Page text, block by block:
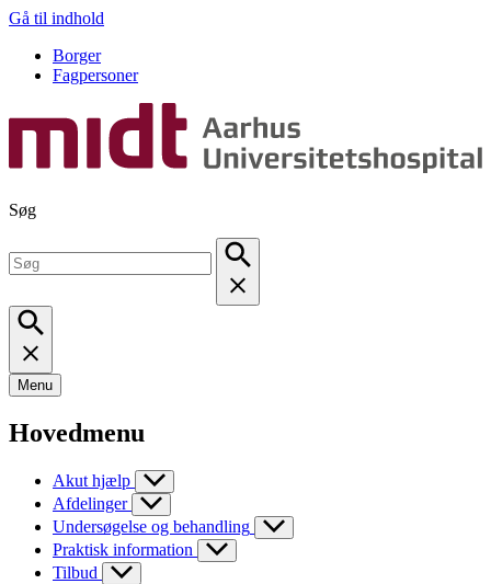
Gå til indhold
Borger
Fagpersoner
Søg
Menu
Hovedmenu
Akut hjælp
Afdelinger
Undersøgelse og behandling
Praktisk information
Tilbud